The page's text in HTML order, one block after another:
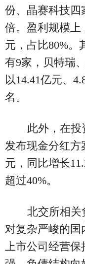
份、晶赛科技四
倍。盈利规模上
元，占比80%。
有9家，贝特瑞
以14.41亿元、
名。
此外，在投
发布现金分红方
元，同比增长
超过40%。
北交所相关
对复杂严峻的国
上市公司经营保